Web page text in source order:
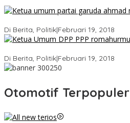
Di Berita, Politik|Februari 19, 2018
Di Berita, Politik|Februari 19, 2018
Otomotif Terpopuler